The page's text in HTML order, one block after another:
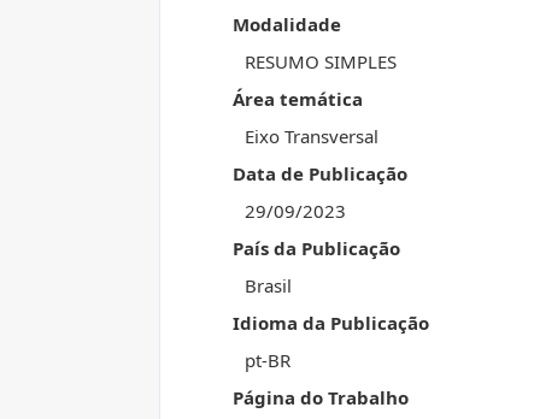
Modalidade
RESUMO SIMPLES
Área temática
Eixo Transversal
Data de Publicação
29/09/2023
País da Publicação
Brasil
Idioma da Publicação
pt-BR
Página do Trabalho